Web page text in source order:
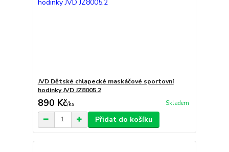
JVD Dětské chlapecké maskáčové sportovní
hodinky JVD JZ8005.2
890 Kč/ks Skladem
Přidat do košíku